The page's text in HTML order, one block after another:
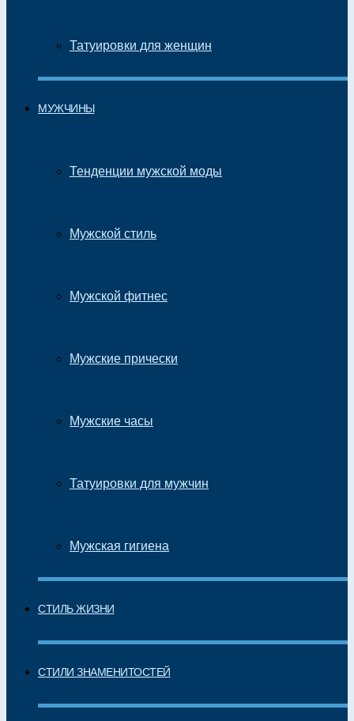
Татуировки для женщин
МУЖЧИНЫ
Тенденции мужской моды
Мужской стиль
Мужской фитнес
Мужские прически
Мужские часы
Татуировки для мужчин
Мужская гигиена
СТИЛЬ ЖИЗНИ
СТИЛИ ЗНАМЕНИТОСТЕЙ